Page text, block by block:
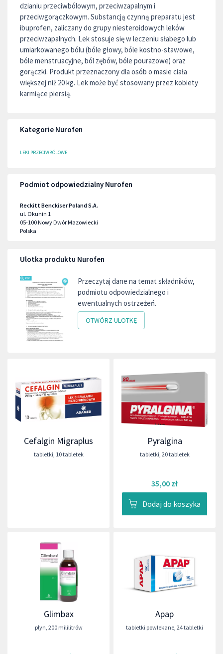
dzianiu przeciwbólowym, przeciwzapalnym i
przeciwgorączkowym. Substancją czynną preparatu jest
ibuprofen, zaliczany do grupy niesteroidowych leków
przeciwzapalnych. Lek stosuje się w leczeniu słabego lub
umiarkowanego bólu (bóle głowy, bóle kostno-stawowe,
bóle menstruacyjne, ból zębów, bóle pourazowe) oraz
gorączki. Produkt przeznaczony dla osób o masie ciała
większej niż 20 kg. Lek może być stosowany przez kobiety
karmiące piersią.
Kategorie Nurofen
LEKI PRZECIWBÓLOWE
Podmiot odpowiedzialny Nurofen
Reckitt Benckiser Poland S.A.
ul. Okunin 1
05-100Nowy Dwór Mazowiecki
Polska
Ulotka produktu Nurofen
Przeczytaj dane na temat składników,
podmiotu odpowiedzialnego i
ewentualnych ostrzeżeń.
OTWÓRZ ULOTKĘ
Cefalgin Migraplus
tabletki 10 tabletek
Pyralgina
tabletki 20 tabletek
35,00 zł
Dodaj do koszyka
Glimbax
płyn 200 mililitrów
Apap
tabletki powlekane 24 tabletki